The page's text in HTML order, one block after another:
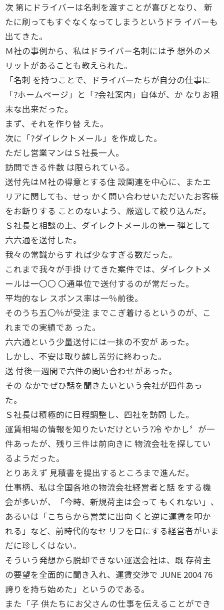
次 第にドライバーは名刺を渡すことが喜びとなり、 新
たに刷ってもすぐなくなってしまうというドラ イバーも
出てきた。
Ｍ社の事例から、私はドライバー名刺には予 想外のメ
リットがあることも教えられた。
「名刺 を持つことで、ドライバーたちが自分の仕事に
「?ホームページ」と「?会社案内」自体が、か なりお粗
末な出来だった。
まず、それを作り替 えた。
次に「?ダイレクトメール」を作成した。
ただし営業マンはＳ社長一人。
訪問できる件数 は限られている。
送付先はＭ社の得意とする住 設関連を中心に、またエ
リアに関しても、せっ かく問い合わせいただいたお客様
をお断りする ことのないよう、厳選して絞り込んだ。
Ｓ社長と相談の上、ダイレクトメールの第一 弾として
六六通を送付した。
我々の常識からす れば少なすぎる数だった。
これまで我々が手掛 けてきた案件では、ダイレクトメ
ールは一〇〇 〇通単位で送付するのが常だった。
平均的なレ スポンス率は一％前後。
そのうち五〇％が受注 までこぎ着けるというのが、こ
れまでの実績であ った。
六六通という少量送付には一抹の不安が あった。
しかし、不安は取り越し苦労に終わった。
送 付後一週間で六件の問い合わせがあった。
その なかでぜひ話を聞きたいという会社が四件あっ
た。
Ｓ社長は積極的に日程調整し、四社を訪問 した。
運賃相場の情報を知りたいだけという?冷 やかし〞が一
件あったが、残り三件は前向きに 物流会社を探してい
るようだった。
とりあえず 見積書を提出するところまで進んだ。
仕事柄、私は全国各地の物流会社経営者と話 をする機
会が多いが、「今時、新規荷主は会って もくれない」、
あるいは「こちらから営業に出向 くと逆に運賃を叩か
れる」など、前時代的なセ リフを口にする経営者がいま
だに珍しくはない。
そういう発想から脱却できない運送会社は、既 存荷主
の要望を全面的に聞き入れ、運賃交渉で JUNE 2004 76
誇りを持ち始めた」というのである。
また「子 供たちにお父さんの仕事を伝えることができ